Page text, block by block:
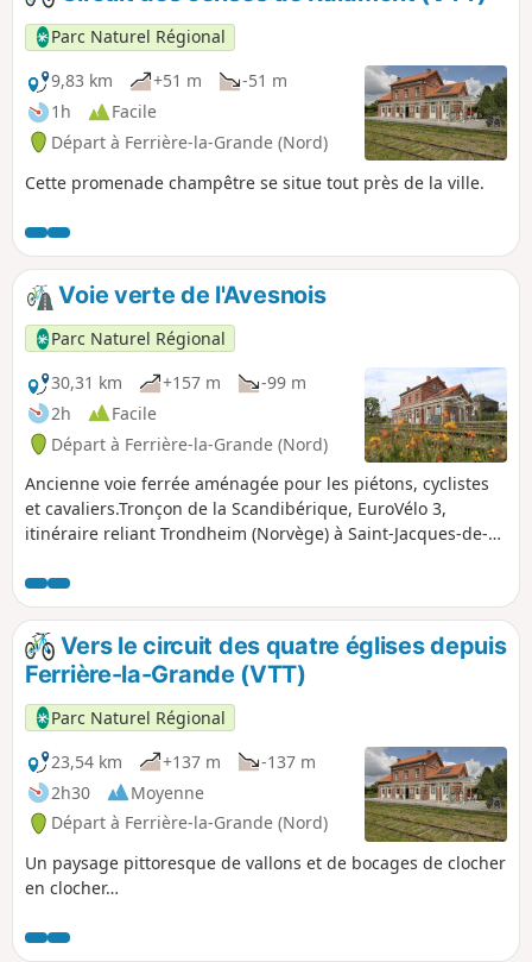
Parc Naturel Régional
9,83 km
+51 m
-51 m
1h
Facile
Départ à Ferrière-la-Grande (Nord)
Cette promenade champêtre se situe tout près de la ville.
Voie verte de l'Avesnois
Parc Naturel Régional
30,31 km
+157 m
-99 m
2h
Facile
Départ à Ferrière-la-Grande (Nord)
Ancienne voie ferrée aménagée pour les piétons, cyclistes
et cavaliers.Tronçon de la Scandibérique, EuroVélo 3,
itinéraire reliant Trondheim (Norvège) à Saint-Jacques-de-
Vers le circuit des quatre églises depuis
Ferrière-la-Grande (VTT)
Parc Naturel Régional
23,54 km
+137 m
-137 m
2h30
Moyenne
Départ à Ferrière-la-Grande (Nord)
Un paysage pittoresque de vallons et de bocages de clocher
en clocher…